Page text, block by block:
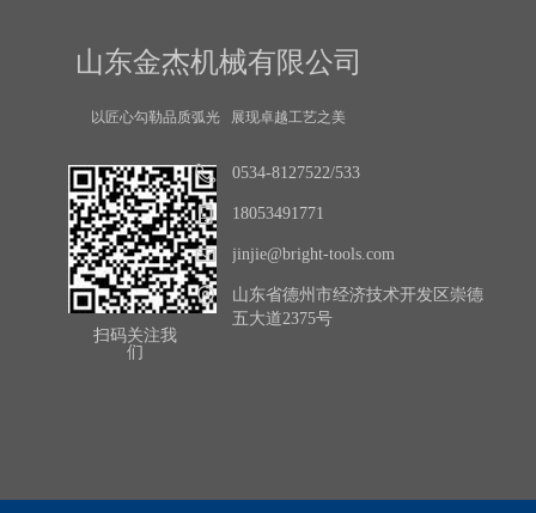
扫码关注我
们
0534-8127522/533
18053491771
jinjie@bright-tools.com
山东省德州市经济技术开发区崇德
五大道2375号
山东金杰机械有限公司
以匠心勾勒品质弧光 展现卓越工艺之美